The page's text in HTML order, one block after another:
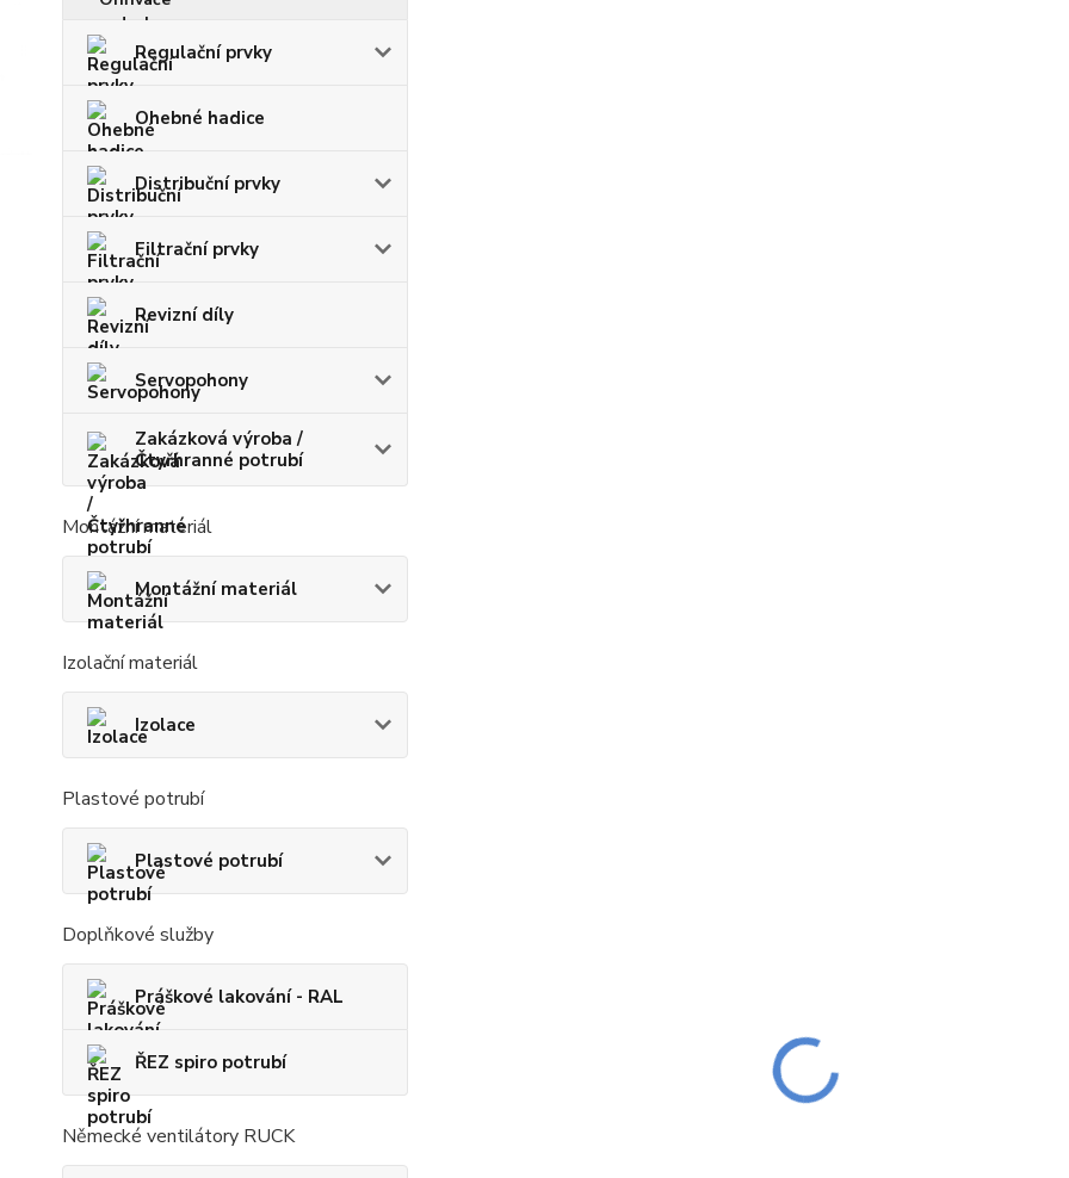
Regulační prvky
Ohebné hadice
Distribuční prvky
Filtrační prvky
Revizní díly
Servopohony
Zakázková výroba /
Čtyřhranné potrubí
Montážní materiál
Montážní materiál
Izolační materiál
Izolace
Plastové potrubí
Plastové potrubí
Doplňkové služby
Práškové lakování - RAL
ŘEZ spiro potrubí
Německé ventilátory RUCK